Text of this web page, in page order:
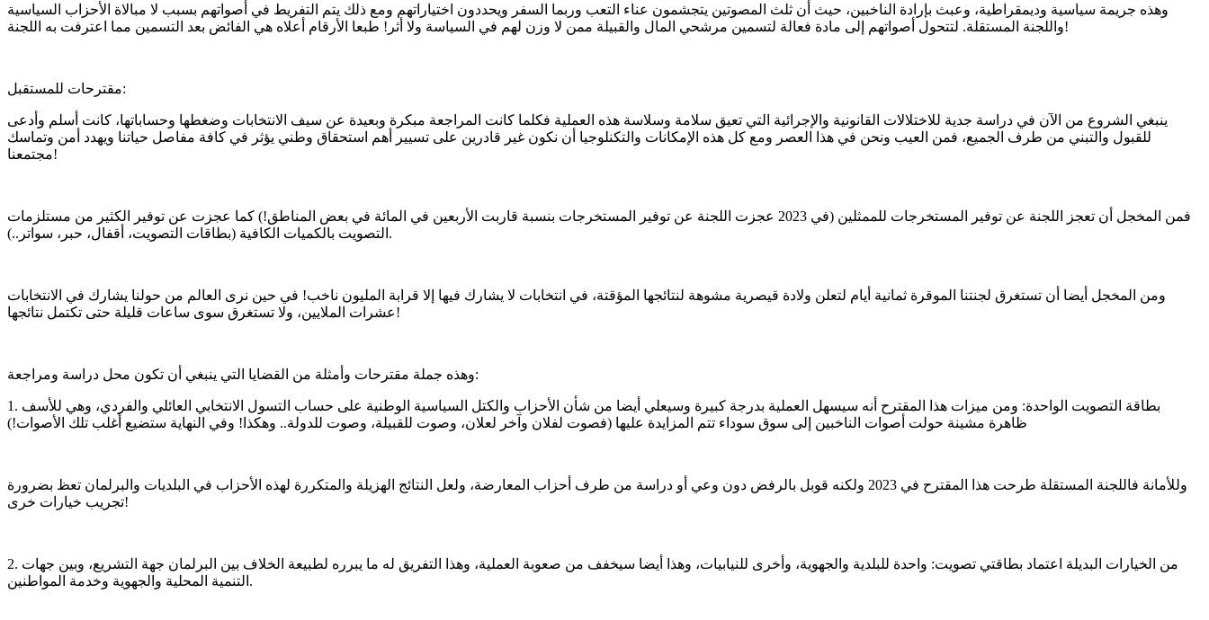
وهذه جريمة سياسية وديمقراطية، وعبث بإرادة الناخبين، حيث أن ثلث المصوتين يتجشمون عناء التعب وربما السفر ويحددون اختياراتهم ومع ذلك يتم التفريط في أصواتهم بسبب لا مبالاة الأحزاب السياسية
واللجنة المستقلة. لتتحول أصواتهم إلى مادة فعالة لتسمين مرشحي المال والقبيلة ممن لا وزن لهم في السياسة ولا أثر! طبعا الأرقام أعلاه هي الفائض بعد التسمين مما اعترفت به اللجنة!
مقترحات للمستقبل:
ينبغي الشروع من الآن في دراسة جدية للاختلالات القانونية والإجرائية التي تعيق سلامة وسلاسة هذه العملية فكلما كانت المراجعة مبكرة وبعيدة عن سيف الانتخابات وضغطها وحساباتها، كانت أسلم وأدعى
للقبول والتبني من طرف الجميع، فمن العيب ونحن في هذا العصر ومع كل هذه الإمكانات والتكنلوجيا أن نكون غير قادرين على تسيير أهم استحقاق وطني يؤثر في كافة مفاصل حياتنا ويهدد أمن وتماسك
مجتمعنا!
فمن المخجل أن تعجز اللجنة عن توفير المستخرجات للممثلين (في 2023 عجزت اللجنة عن توفير المستخرجات بنسبة قاربت الأربعين في المائة في بعض المناطق!) كما عجزت عن توفير الكثير من مستلزمات
التصويت بالكميات الكافية (بطاقات التصويت، أقفال، حبر، سواتر..).
ومن المخجل أيضا أن تستغرق لجنتنا الموقرة ثمانية أيام لتعلن ولادة قيصرية مشوهة لنتائجها المؤقتة، في انتخابات لا يشارك فيها إلا قرابة المليون ناخب! في حين نرى العالم من حولنا يشارك في الانتخابات
عشرات الملايين، ولا تستغرق سوى ساعات قليلة حتى تكتمل نتائجها!
وهذه جملة مقترحات وأمثلة من القضايا التي ينبغي أن تكون محل دراسة ومراجعة:
1. بطاقة التصويت الواحدة: ومن ميزات هذا المقترح أنه سيسهل العملية بدرجة كبيرة وسيعلي أيضا من شأن الأحزاب والكتل السياسية الوطنية على حساب التسول الانتخابي العائلي والفردي، وهي للأسف
ظاهرة مشينة حولت أصوات الناخبين إلى سوق سوداء تتم المزايدة عليها (فصوت لفلان وآخر لعلان، وصوت للقبيلة، وصوت للدولة.. وهكذا! وفي النهاية ستضيع أغلب تلك الأصوات!)
وللأمانة فاللجنة المستقلة طرحت هذا المقترح في 2023 ولكنه قوبل بالرفض دون وعي أو دراسة من طرف أحزاب المعارضة، ولعل النتائج الهزيلة والمتكررة لهذه الأحزاب في البلديات والبرلمان تعظ بضرورة
تجريب خيارات خرى!
2. من الخيارات البديلة اعتماد بطاقتي تصويت: واحدة للبلدية والجهوية، وأخرى للنيابيات، وهذا أيضا سيخفف من صعوبة العملية، وهذا التفريق له ما يبرره لطبيعة الخلاف بين البرلمان جهة التشريع، وبين جهات
التنمية المحلية والجهوية وخدمة المواطنين.